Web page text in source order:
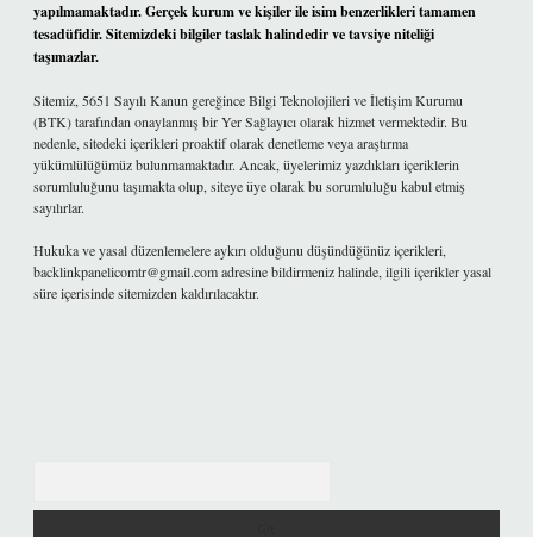
yapılmamaktadır. Gerçek kurum ve kişiler ile isim benzerlikleri tamamen
tesadüfidir. Sitemizdeki bilgiler taslak halindedir ve tavsiye niteliği
taşımazlar.
Sitemiz, 5651 Sayılı Kanun gereğince Bilgi Teknolojileri ve İletişim Kurumu
(BTK) tarafından onaylanmış bir Yer Sağlayıcı olarak hizmet vermektedir. Bu
nedenle, sitedeki içerikleri proaktif olarak denetleme veya araştırma
yükümlülüğümüz bulunmamaktadır. Ancak, üyelerimiz yazdıkları içeriklerin
sorumluluğunu taşımakta olup, siteye üye olarak bu sorumluluğu kabul etmiş
sayılırlar.
Hukuka ve yasal düzenlemelere aykırı olduğunu düşündüğünüz içerikleri,
backlinkpanelicomtr@gmail.comadresine bildirmeniz halinde, ilgili içerikler yasal
süre içerisinde sitemizden kaldırılacaktır.